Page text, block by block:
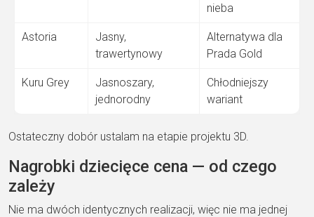
nieba
Astoria
Jasny,
trawertynowy
Alternatywa dla
Prada Gold
Kuru Grey
Jasnoszary,
jednorodny
Chłodniejszy
wariant
Ostateczny dobór ustalam na etapie projektu 3D.
Nagrobki dziecięce cena — od czego
zależy
Nie ma dwóch identycznych realizacji, więc nie ma jednej